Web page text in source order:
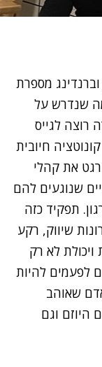
מספרת
שנדרש על
רוצה לגייס
חיובית
את קהלי
שנוגעים להם
תפקיד כזה
שיווק, רקע
לא רק
לפעמים להיות
שאוהב
היוזם וגם